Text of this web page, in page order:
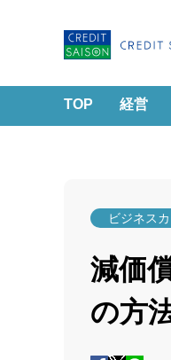
TOP 経営
ビジネス
減価
の方